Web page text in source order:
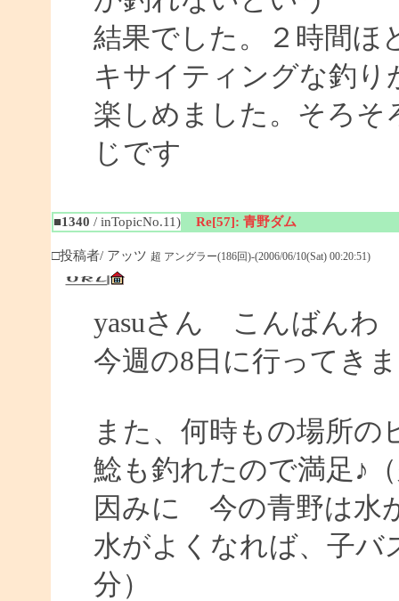
結果でした。２時間ほ
キサイティングな釣り
楽しめました。そろそ
じです
■1340 / inTopicNo.11) Re[57]: 青野ダム
□投稿者/ アッツ 超 アングラー(186回)-(2006/06/10(Sat) 00:20:51)
yasuさん こんばんわ
今週の8日に行ってき
また、何時もの場所
鯰も釣れたので満足♪
因みに 今の青野は水
水がよくなれば、子バ
分）